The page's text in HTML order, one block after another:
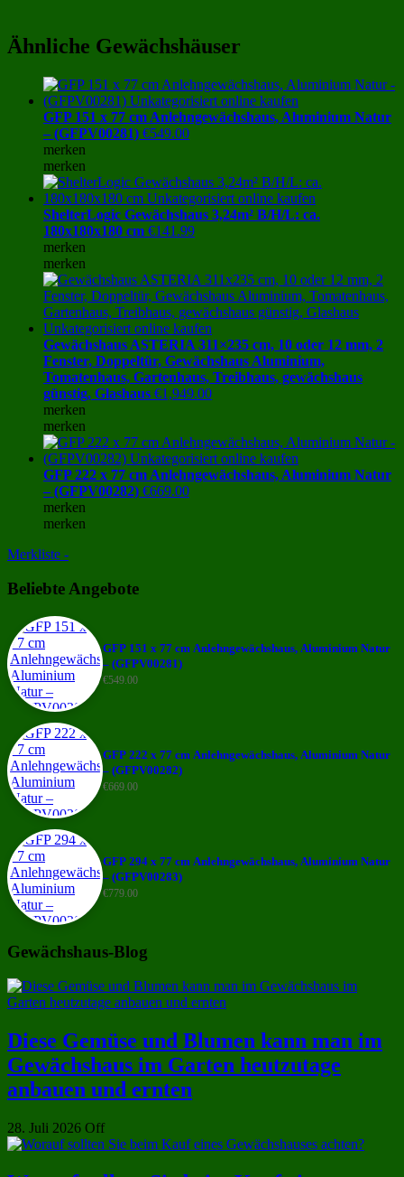
Ähnliche Gewächshäuser
GFP 151 x 77 cm Anlehngewächshaus, Aluminium Natur
– (GFPV00281) €549.00
merken
merken
ShelterLogic Gewächshaus 3,24m² B/H/L: ca.
180x180x180 cm €141.99
merken
merken
Gewächshaus ASTERIA 311×235 cm, 10 oder 12 mm, 2
Fenster, Doppeltür, Gewächshaus Aluminium,
Tomatenhaus, Gartenhaus, Treibhaus, gewächshaus
günstig, Glashaus €1,949.00
merken
merken
GFP 222 x 77 cm Anlehngewächshaus, Aluminium Natur
– (GFPV00282) €669.00
merken
merken
Merkliste -
Beliebte Angebote
GFP 151 x 77 cm Anlehngewächshaus, Aluminium Natur
– (GFPV00281)
€549.00
GFP 222 x 77 cm Anlehngewächshaus, Aluminium Natur
– (GFPV00282)
€669.00
GFP 294 x 77 cm Anlehngewächshaus, Aluminium Natur
– (GFPV00283)
€779.00
Gewächshaus-Blog
Diese Gemüse und Blumen kann man im
Gewächshaus im Garten heutzutage
anbauen und ernten
28. Juli 2026 Off